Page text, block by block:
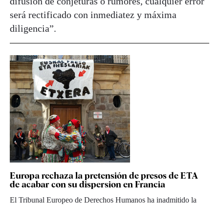
será rectificado con inmediatez y máxima
diligencia”.
Europa rechaza la pretensión de presos de ETA
de acabar con su dispersion en Francia
El Tribunal Europeo de Derechos Humanos ha inadmitido la